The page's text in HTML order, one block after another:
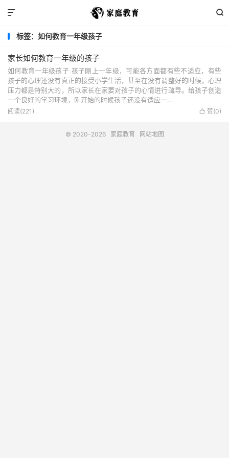


标签：如何教育一年级孩子
家长如何教育一年级的孩子
如何教育一年级孩子 孩子刚上一年级，可能各方面都有些不适应，有些
孩子的心理还没有真正的接受小学生活，甚至在没有调整好的时候，心理
压力都是特别大的，所以家长在家要对孩子的心情进行疏导。给孩子创造
一个良好的学习环境，刚开始的时候孩子还没有适应一...
 赞(0)
阅读(221)
© 2020-2026 家庭教育 网站地图